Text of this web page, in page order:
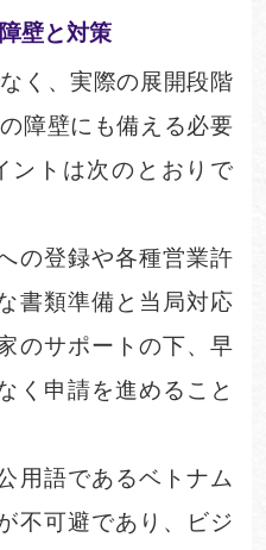
壁と対策
く、実際の展開段階
障壁にも備える必要
ントは次のとおりで
の登録や各種営業許
書類準備と当局対応
のサポートの下、早
く申請を進めること
用語であるベトナム
不可避であり、ビジ